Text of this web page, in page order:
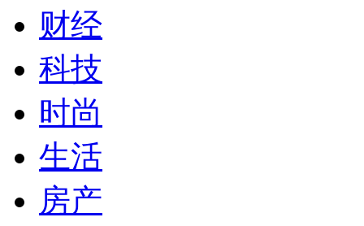
财经
科技
时尚
生活
房产